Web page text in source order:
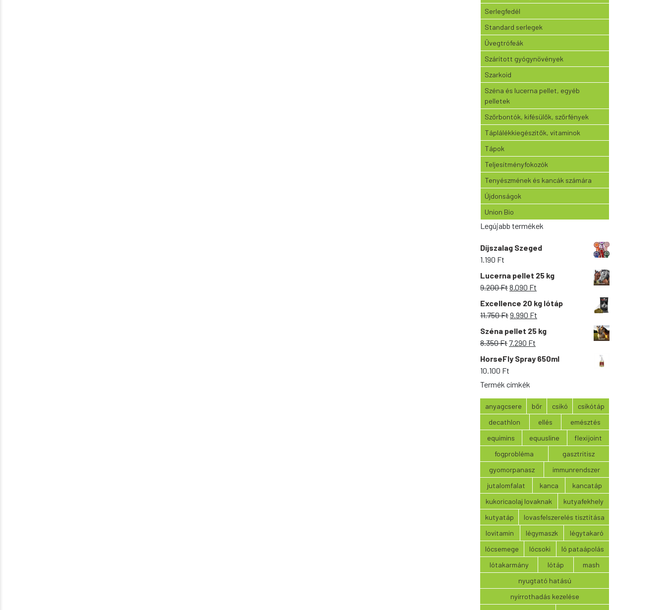
Serlegfedél
Standard serlegek
Üvegtrófeák
Szárított gyógynövények
Szarkoid
Széna és lucerna pellet, egyéb
pelletek
Szőrbontók, kifésülők, szőrfények
Táplálékkiegészítők, vitaminok
Tápok
Teljesítményfokozók
Tenyészmének és kancák számára
Újdonságok
Union Bio
Legújabb termékek
Díjszalag Szeged
1.190 Ft
Lucerna pellet 25 kg
9.200FtOriginal
price
was:
9.200 Ft.
8.090 Ft
price
is:
8.090 Ft.
Excellence 20 kg lótáp
11.750FtOriginal
price
was:
11.750 Ft.
9.990 Ft
price
is:
Széna pellet 25 kg
8.350Ft Original
price
was:
7.290 Ft
price
HorseFly Spray 650ml
10.100 Ft
Termék címkék
anyagcsere bőr csikó
csikótáp
decathlon
ellés
emésztés
equimins
equusline
flexijoint
fogprobléma
gasztritisz
gyomorpanasz
immunrendszer
jutalomfalat
kanca
kancatáp
kukoricaolaj lovaknak
kutyafekhely
kutyatáp
lovasfelszerelés tisztítása
lovitamin
légymaszk
légytakaró
lócsemege
lócsoki
ló pataápolás
lótakarmány
lótáp
mash
nyugtató hatású
nyírrothadás kezelése